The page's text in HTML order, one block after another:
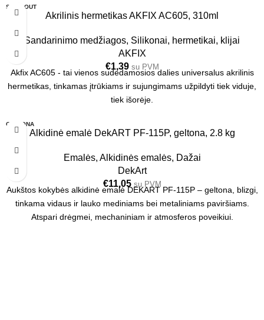
SOLD OUT
24 VNT.
Akrilinis hermetikas AKFIX AC605, 310ml
Sandarinimo medžiagos, Silikonai, hermetikai, klijai
AKFIX
€1,39 su PVM
Akfix AC605 - tai vienos sudedamosios dalies universalus akrilinis
hermetikas, tinkamas įtrūkiams ir sujungimams užpildyti tiek viduje,
tiek išorėje.
GELTONA
Alkidinė emalė DekART PF-115P, geltona, 2.8 kg
Emalės, Alkidinės emalės, Dažai
DekArt
€11,05 su PVM
Aukštos kokybės alkidinė emalė DEKART PF-115P – geltona, blizgi,
tinkama vidaus ir lauko mediniams bei metaliniams paviršiams.
Atspari drėgmei, mechaniniam ir atmosferos poveikiui.